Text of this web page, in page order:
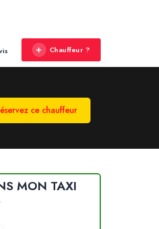
Chauffeur ?
ce chauffeur
MON TAXI